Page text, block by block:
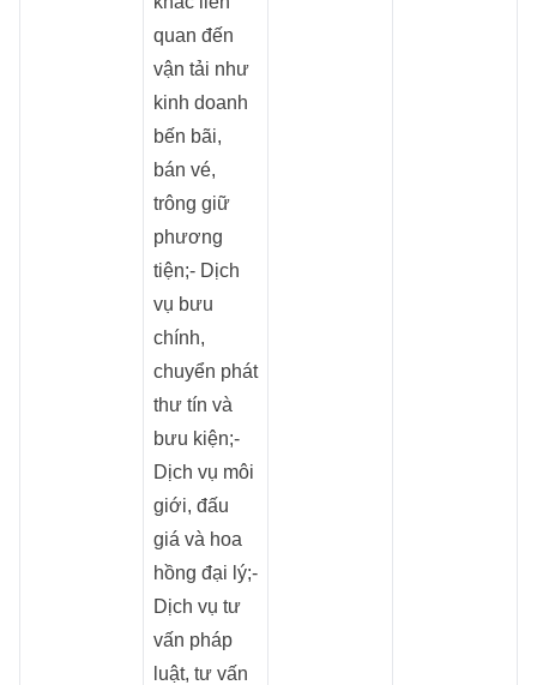
quan đến
vận tải như
kinh doanh
bến bãi,
bán vé,
trông giữ
phương
tiện;- Dịch
vụ bưu
chính,
chuyển phát
thư tín và
bưu kiện;-
Dịch vụ môi
giới, đấu
giá và hoa
hồng đại lý;-
Dịch vụ tư
vấn pháp
luật, tư vấn